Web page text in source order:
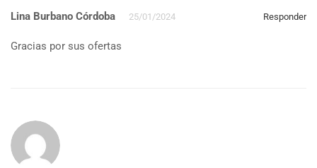
Lina Burbano Córdoba 25/01/2024 Responder
Gracias por sus ofertas